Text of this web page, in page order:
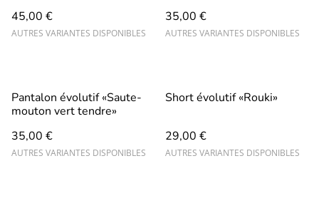
45,00 €
AUTRES VARIANTES DISPONIBLES
35,00 €
AUTRES VARIANTES DISPONIBLES
Pantalon évolutif «Saute-
mouton vert tendre»
35,00 €
AUTRES VARIANTES DISPONIBLES
Short évolutif «Rouki»
29,00 €
AUTRES VARIANTES DISPONIBLES